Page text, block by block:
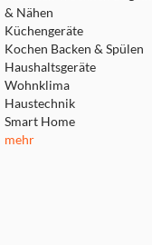
& Nähen
Küchengeräte
Kochen Backen & Spülen
Haushaltsgeräte
Wohnklima
Haustechnik
Smart Home
mehr